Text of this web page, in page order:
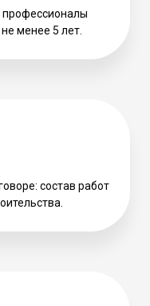
менее 5 лет.
состав работ